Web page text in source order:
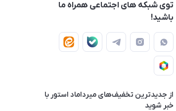
توی شبکه های اجتماعی همراه ما
باشید!
از جدید‌ترین تخفیف‌های میرداماد استور با‌
خبر شوید